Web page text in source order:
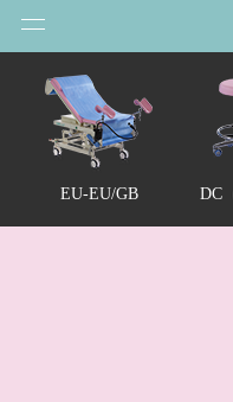
EU-EU/GB DC
小巧